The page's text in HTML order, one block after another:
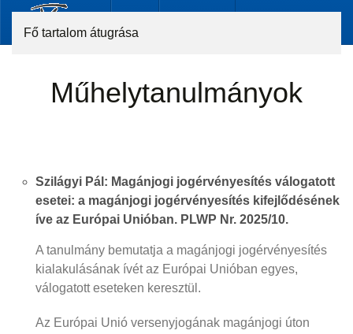
Fő tartalom átugrása
Műhelytanulmányok
Szilágyi Pál: Magánjogi jogérvényesítés válogatott
esetei: a magánjogi jogérvényesítés kifejlődésének
íve az Európai Unióban. PLWP Nr. 2025/10.
A tanulmány bemutatja a magánjogi jogérvényesítés
kialakulásának ívét az Európai Unióban egyes,
válogatott eseteken keresztül.
Az Európai Unió versenyjogának magánjogi úton